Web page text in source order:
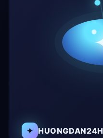
✦ HUONGDAN24H